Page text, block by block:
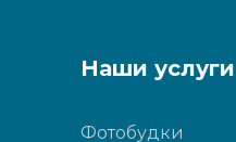
Наши услуги
Фотобудки